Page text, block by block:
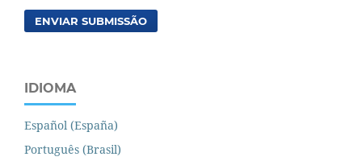
ENVIAR SUBMISSÃO
IDIOMA
Español (España)
Português (Brasil)